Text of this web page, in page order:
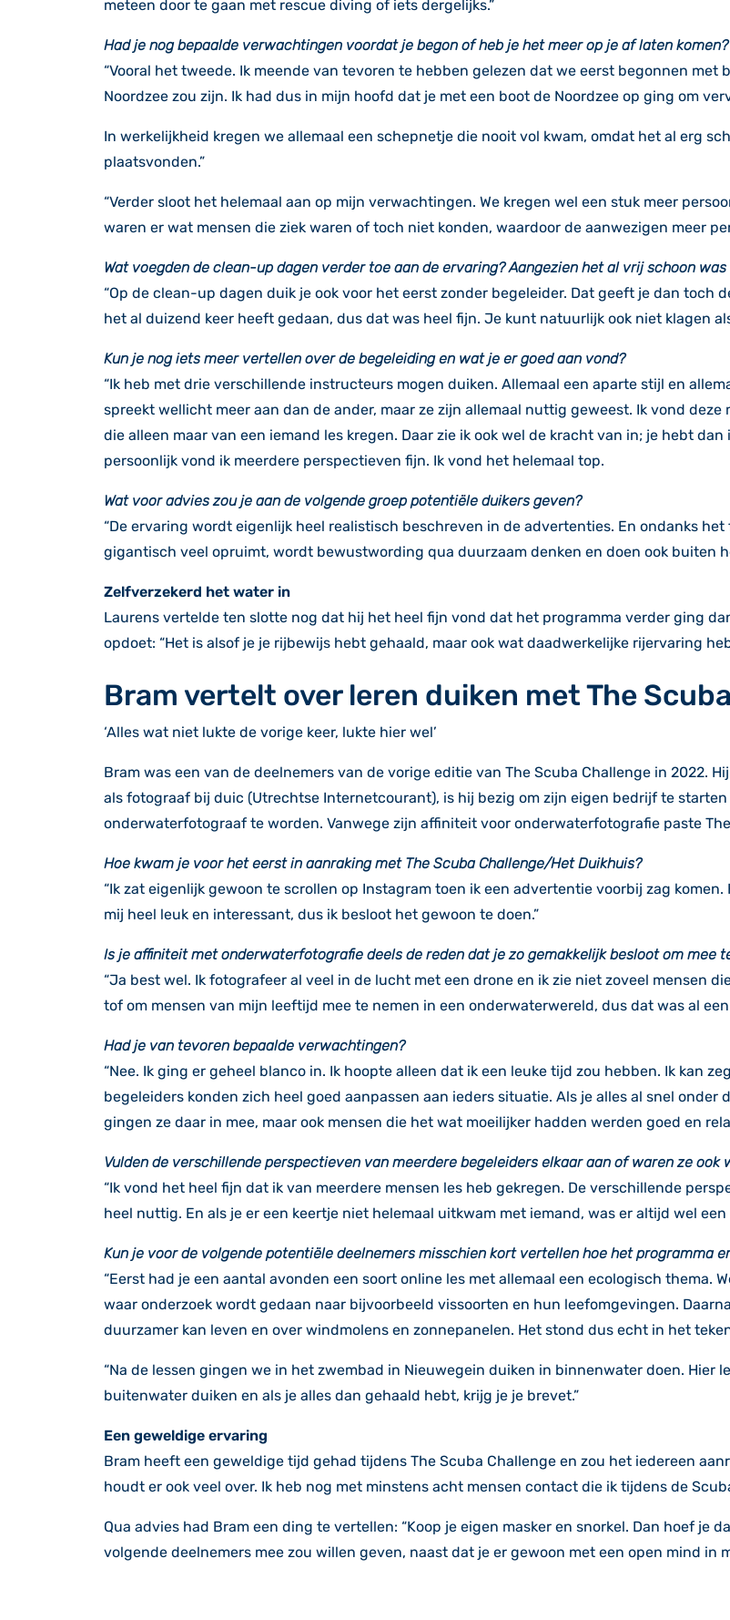
meteen door te gaan met rescue diving of iets dergelijks.”
Had je nog bepaalde verwachtingen voordat je begon of heb je het meer op je af laten komen?
“Vooral het tweede. Ik meende van tevoren te hebben gelezen dat we eerst begonnen
Noordzee zou zijn. Ik had dus in mijn hoofd dat je met een boot de Noordzee op ging om
In werkelijkheid kregen we allemaal een schepnetje die nooit vol kwam, omdat het al erg
plaatsvonden.”
“Verder sloot het helemaal aan op mijn verwachtingen. We kregen wel een stuk meer
waren er wat mensen die ziek waren of toch niet konden, waardoor de aanwezigen meer
Wat voegden de clean-up dagen verder toe aan de ervaring? Aangezien het al vrij schoon was
“Op de clean-up dagen duik je ook voor het eerst zonder begeleider. Dat geeft je dan toch
het al duizend keer heeft gedaan, dus dat was heel fijn. Je kunt natuurlijk ook niet klagen
Kun je nog iets meer vertellen over de begeleiding en wat je er goed aan vond?
“Ik heb met drie verschillende instructeurs mogen duiken. Allemaal een aparte stijl en
spreekt wellicht meer aan dan de ander, maar ze zijn allemaal nuttig geweest. Ik vond
die alleen maar van een iemand les kregen. Daar zie ik ook wel de kracht van in; je hebt
persoonlijk vond ik meerdere perspectieven fijn. Ik vond het helemaal top.
Wat voor advies zou je aan de volgende groep potentiële duikers geven?
“De ervaring wordt eigenlijk heel realistisch beschreven in de advertenties. En ondanks
gigantisch veel opruimt, wordt bewustwording qua duurzaam denken en doen ook buiten
Zelfverzekerd het water in
Laurens vertelde ten slotte nog dat hij het heel fijn vond dat het programma verder ging
opdoet: “Het is alsof je je rijbewijs hebt gehaald, maar ook wat daadwerkelijke rijervaring
Bram vertelt over leren duiken met The
‘Alles wat niet lukte de vorige keer, lukte hier wel’
Bram was een van de deelnemers van de vorige editie van The Scuba Challenge in 2022.
als fotograaf bij duic (Utrechtse Internetcourant), is hij bezig om zijn eigen bedrijf te
onderwaterfotograaf te worden. Vanwege zijn affiniteit voor onderwaterfotografie paste
Hoe kwam je voor het eerst in aanraking met The Scuba Challenge/Het Duikhuis?
“Ik zat eigenlijk gewoon te scrollen op Instagram toen ik een advertentie voorbij zag
mij heel leuk en interessant, dus ik besloot het gewoon te doen.”
Is je affiniteit met onderwaterfotografie deels de reden dat je zo gemakkelijk besloot om mee
“Ja best wel. Ik fotografeer al veel in de lucht met een drone en ik zie niet zoveel mensen
tof om mensen van mijn leeftijd mee te nemen in een onderwaterwereld, dus dat was al
Had je van tevoren bepaalde verwachtingen?
“Nee. Ik ging er geheel blanco in. Ik hoopte alleen dat ik een leuke tijd zou hebben. Ik kan
begeleiders konden zich heel goed aanpassen aan ieders situatie. Als je alles al snel
gingen ze daar in mee, maar ook mensen die het wat moeilijker hadden werden goed en
Vulden de verschillende perspectieven van meerdere begeleiders elkaar aan of waren ze ook
“Ik vond het heel fijn dat ik van meerdere mensen les heb gekregen. De verschillende
heel nuttig. En als je er een keertje niet helemaal uitkwam met iemand, was er altijd wel
Kun je voor de volgende potentiële deelnemers misschien kort vertellen hoe het programma
“Eerst had je een aantal avonden een soort online les met allemaal een ecologisch thema.
waar onderzoek wordt gedaan naar bijvoorbeeld vissoorten en hun leefomgevingen.
duurzamer kan leven en over windmolens en zonnepanelen. Het stond dus echt in het
“Na de lessen gingen we in het zwembad in Nieuwegein duiken in binnenwater doen. Hier
buitenwater duiken en als je alles dan gehaald hebt, krijg je je brevet.”
Een geweldige ervaring
Bram heeft een geweldige tijd gehad tijdens The Scuba Challenge en zou het iedereen
houdt er ook veel over. Ik heb nog met minstens acht mensen contact die ik tijdens de
Qua advies had Bram een ding te vertellen: “Koop je eigen masker en snorkel. Dan hoef je
volgende deelnemers mee zou willen geven, naast dat je er gewoon met een open mind in